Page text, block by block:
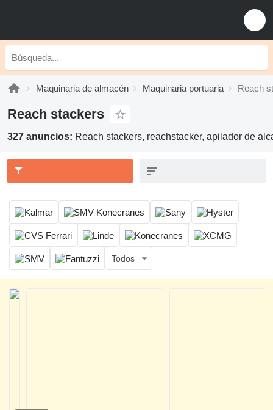
Maquinaria de almacén Maquinaria portuaria Reach
Reach stackers
327 anuncios: Reach stackers, reachstacker, apilador de
Todos